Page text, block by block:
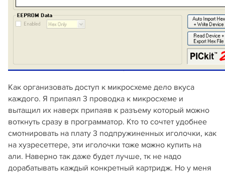
Как организовать доступ к микросхеме дело вкуса
каждого. Я припаял 3 проводка к микросхеме и
вытащил их наверх припаяв к разъему который можно
воткнуть сразу в программатор. Кто то сочтет удобнее
смотнировать на плату 3 подпружиненных иголочки, как
на хузресеттере, эти иголочки тоже можно купить на
али. Наверно так даже будет лучше, тк не надо
дорабатывать каждый конкретный картридж. Но у меня